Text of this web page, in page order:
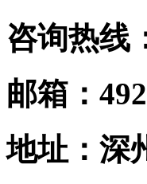
咨询热线
邮箱：
地址：深